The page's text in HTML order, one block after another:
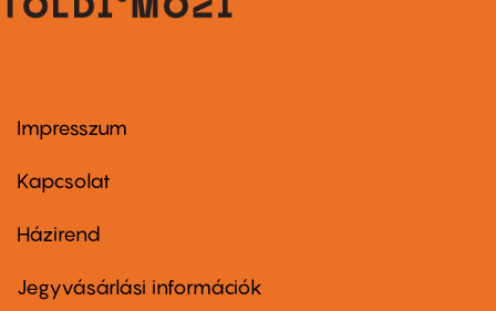
Footer
first
Impresszum
Kapcsolat
Footer
second
Házirend
Jegyvásárlási információk